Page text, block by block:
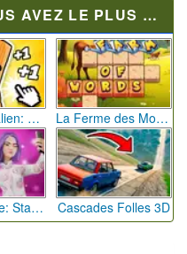
LE PLUS JOUÉ
Bébé Clic Italien: La Folie des Petits Bambins La Ferme des Mots - Cultivez votre Vocabulaire
Défi de Mode: Star du Podium Cascades Folles 3D